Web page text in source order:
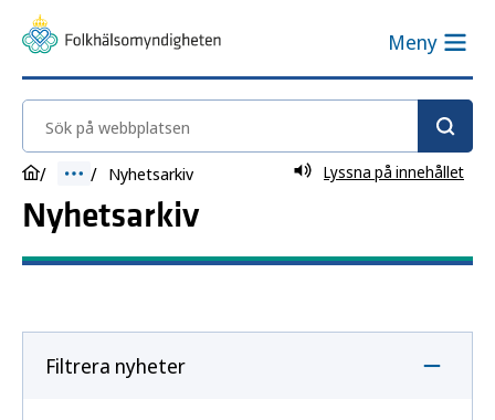
Meny
Sök på webbplatsen
Nyhetsarkiv Lyssna på innehållet
Nyhetsarkiv
Filtrera nyheter